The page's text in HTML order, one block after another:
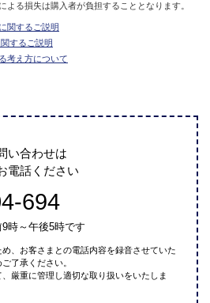
よる損失は購入者が負担することとなります。
関するご説明
するご説明
考え方について
い合わせは
電話ください
694
時～午後5時です
、お客さまとの電話内容を録音させていた
了承ください。
厳重に管理し適切な取り扱いをいたしま